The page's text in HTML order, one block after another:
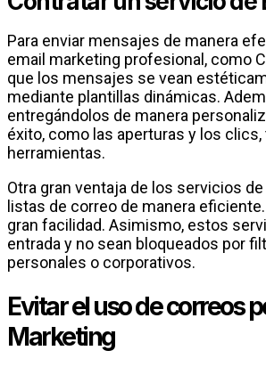
Para enviar mensajes de manera
email marketing profesional, como
que los mensajes se vean
mediante plantillas dinámicas.
entregándolos de manera
éxito, como las aperturas y los
herramientas.
Otra gran ventaja de los servicios
listas de correo de manera
gran facilidad. Asimismo, estos
entrada y no sean bloqueados por
personales o corporativos.
Evitar el uso de correos
Marketing